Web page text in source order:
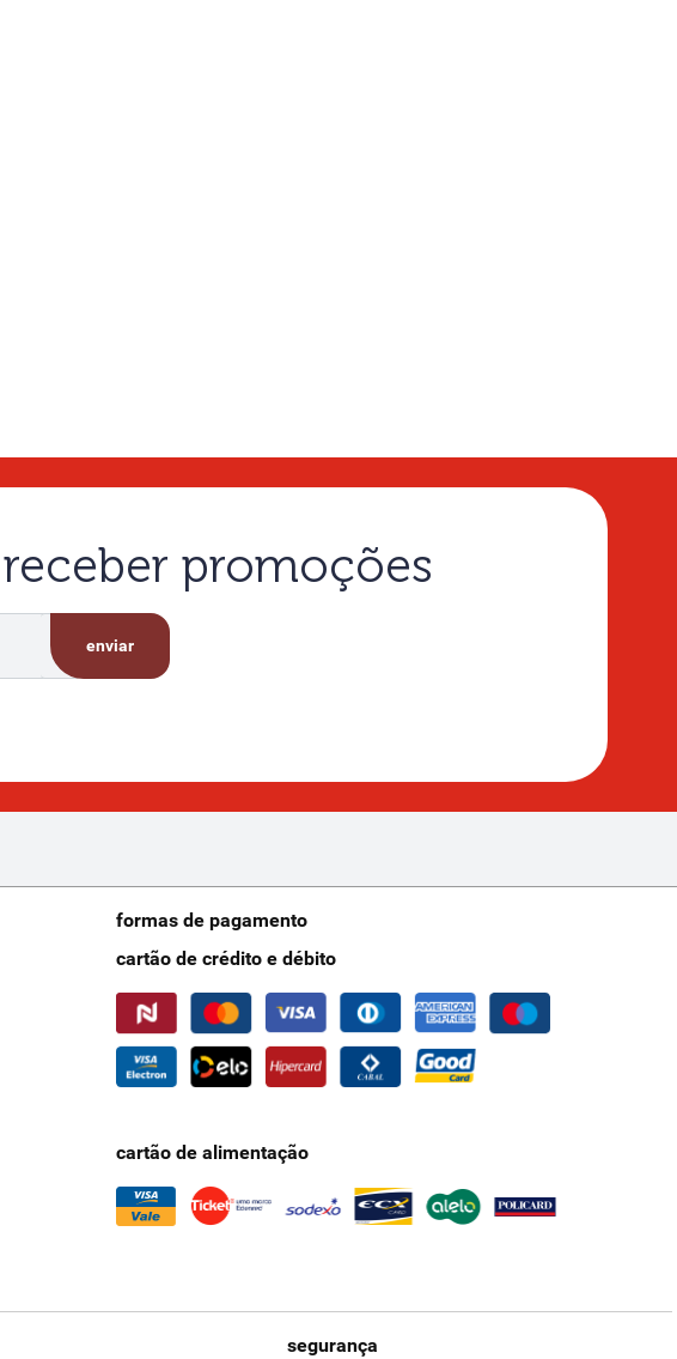
promoções
enviar
formas de pagamento
cartão de crédito e débito
cartão de alimentação
segurança